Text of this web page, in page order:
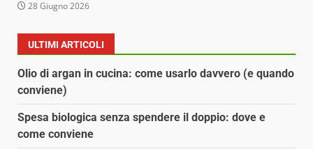
28 Giugno 2026
ULTIMI ARTICOLI
Olio di argan in cucina: come usarlo davvero (e quando
conviene)
Spesa biologica senza spendere il doppio: dove e
come conviene